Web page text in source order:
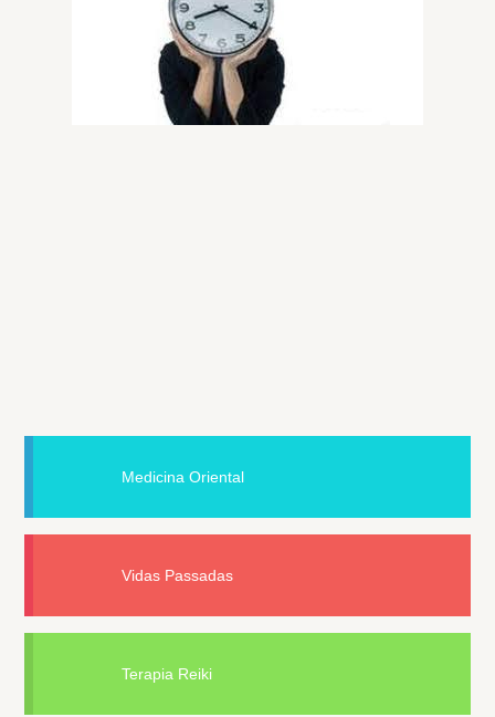
Medicina Oriental
Vidas Passadas
Terapia Reiki